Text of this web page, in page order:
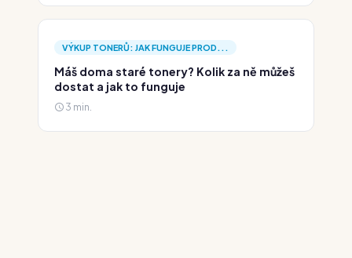
VÝKUP TONERŮ: JAK FUNGUJE PROD...
Máš doma staré tonery? Kolik za ně můžeš
dostat a jak to funguje
3 min.